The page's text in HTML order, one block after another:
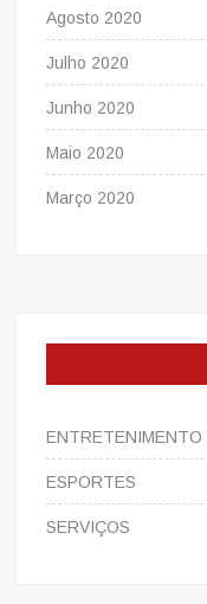
Agosto 2020
Julho 2020
Junho 2020
Maio 2020
Março 2020
ENTRETENIMENTO
ESPORTES
SERVIÇOS